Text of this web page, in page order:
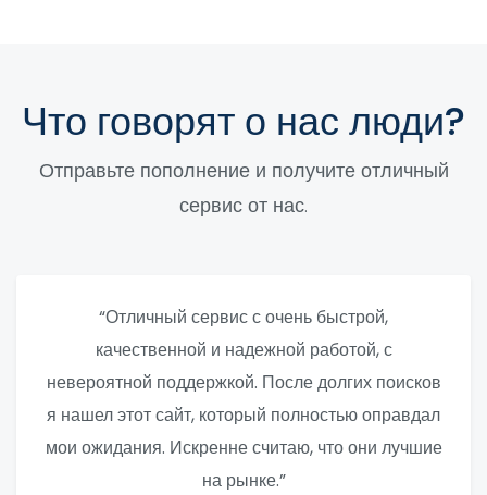
Что говорят о нас люди?
Отправьте пополнение и получите отличный
сервис от нас.
“Отличный сервис с очень быстрой,
качественной и надежной работой, с
невероятной поддержкой. После долгих поисков
я нашел этот сайт, который полностью оправдал
мои ожидания. Искренне считаю, что они лучшие
на рынке.”